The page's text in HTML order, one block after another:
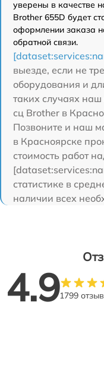
уверены в качестве
Brother 655D будет
оформлении заказа
обратной связи.
выезде, если не
оборудования и
таких случаях
сц Brother в
Позвоните и наш
в Красноярске
стоимость работ
статистике в
наличии всех
4.91799